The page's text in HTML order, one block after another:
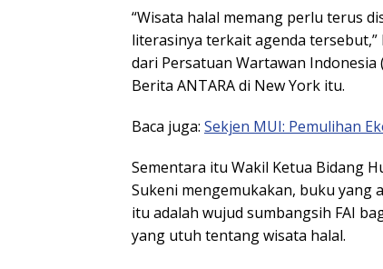
“Wisata halal memang perlu terus
literasinya terkait agenda
dari Persatuan Wartawan
Berita ANTARA di New York itu.
Baca juga: Sekjen MUI: Pemulihan
Sementara itu Wakil Ketua Bidang
Sukeni mengemukakan, buku yang
itu adalah wujud sumbangsih FAI
yang utuh tentang wisata halal.